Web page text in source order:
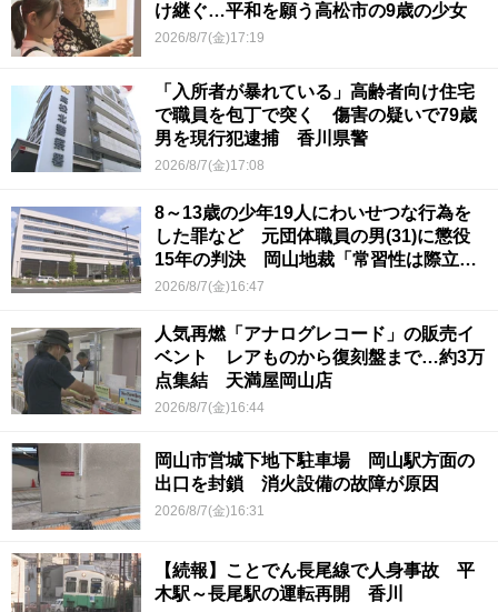
け継ぐ…平和を願う高松市の9歳の少女
2026/8/7(金)17:19
「入所者が暴れている」高齢者向け住宅
で職員を包丁で突く 傷害の疑いで79歳
男を現行犯逮捕 香川県警
2026/8/7(金)17:08
8～13歳の少年19人にわいせつな行為を
した罪など 元団体職員の男(31)に懲役
15年の判決 岡山地裁「常習性は際立っ
ていて被害結果も非常に重い」
2026/8/7(金)16:47
人気再燃「アナログレコード」の販売イ
ベント レアものから復刻盤まで…約3万
点集結 天満屋岡山店
2026/8/7(金)16:44
岡山市営城下地下駐車場 岡山駅方面の
出口を封鎖 消火設備の故障が原因
2026/8/7(金)16:31
【続報】ことでん長尾線で人身事故 平
木駅～長尾駅の運転再開 香川